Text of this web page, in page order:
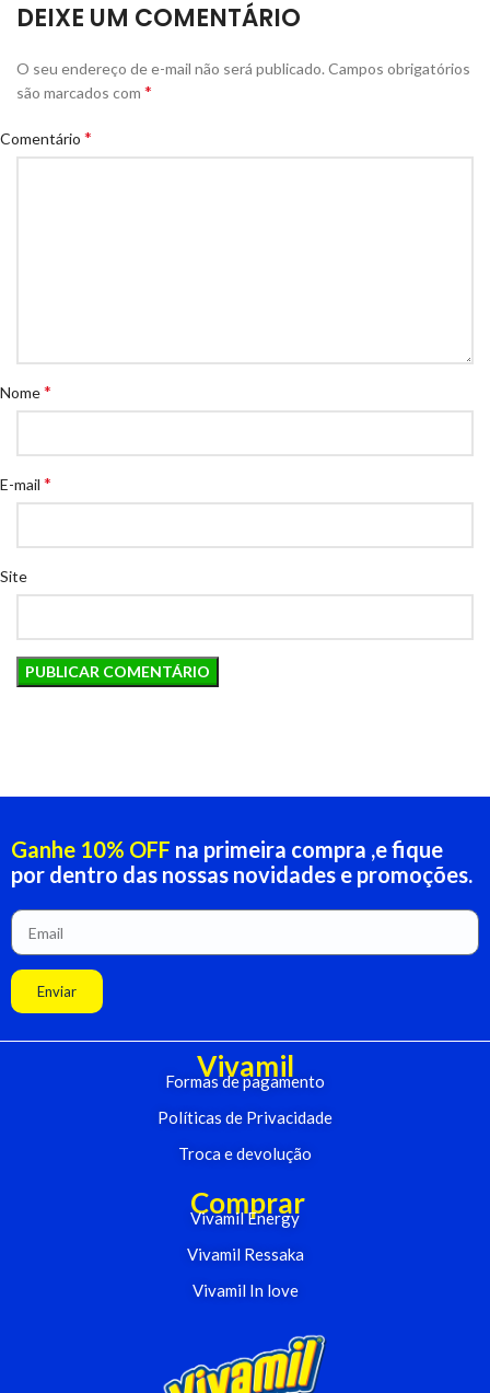
DEIXE UM COMENTÁRIO
O seu endereço de e-mail não será publicado. Campos obrigatórios
são marcados com *
Comentário *
Nome*
E-mail *
Site
Ganhe 10% OFF na primeira compra ,e fique
por dentro das nossas novidades e promoções.
Enviar
Vivamil
Formas de pagamento
Políticas de Privacidade
Troca e devolução
Comprar
Vivamil Energy
Vivamil Ressaka
Vivamil In love